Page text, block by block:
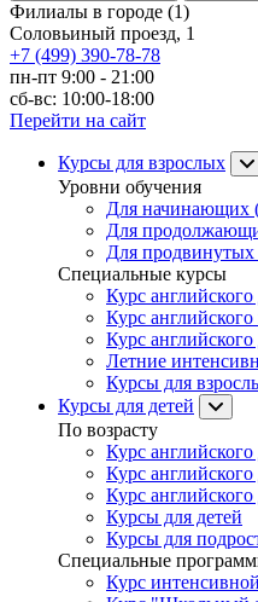
Филиалы в городе (1)
Соловьиный проезд, 1
+7 (499) 390-78-78
пн-пт 9:00 - 21:00
сб-вс: 10:00-18:00
Перейти на сайт
Курсы для взрослых
Уровни обучения
Для начинающих
Для
Для
Специальные курсы
Курс
Курс
Курс
Летние
Курсы для
Курсы для детей
По возрасту
Курс
Курс
Курс
Курсы для детей
Курсы для
Специальные
Курс